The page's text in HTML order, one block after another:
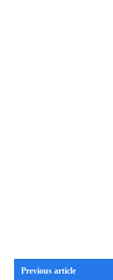
Previous article